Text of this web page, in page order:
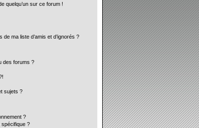
quelqu’un sur ce forum !
ma liste d’amis et d’ignorés ?
des forums ?
sujets ?
?
spécifique ?